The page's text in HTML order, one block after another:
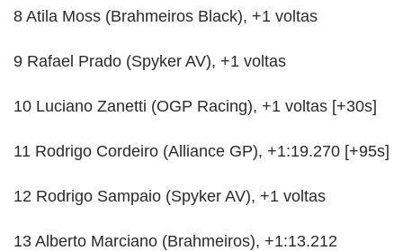
8 Atila Moss (Brahmeiros Black), +1 voltas
9 Rafael Prado (Spyker AV), +1 voltas
10 Luciano Zanetti (OGP Racing), +1 voltas [+30s]
11 Rodrigo Cordeiro (Alliance GP), +1:19.270 [+95s]
12 Rodrigo Sampaio (Spyker AV), +1 voltas
13 Alberto Marciano (Brahmeiros), +1:13.212